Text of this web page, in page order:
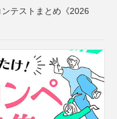
テストまとめ《2026